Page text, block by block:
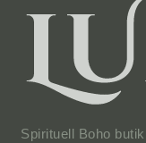
Spirituell Boho